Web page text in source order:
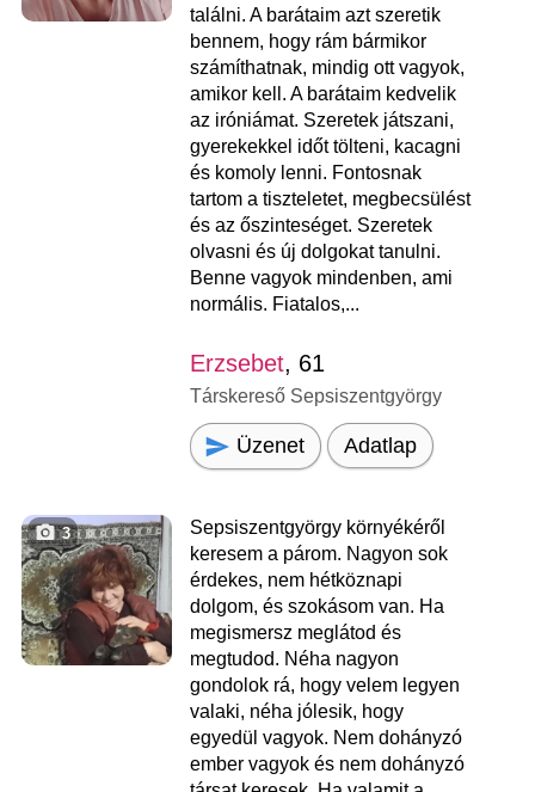
találni. A barátaim azt szeretik
bennem, hogy rám bármikor
számíthatnak, mindig ott vagyok,
amikor kell. A barátaim kedvelik
az iróniámat. Szeretek játszani,
gyerekekkel időt tölteni, kacagni
és komoly lenni. Fontosnak
tartom a tiszteletet, megbecsülést
és az őszinteséget. Szeretek
olvasni és új dolgokat tanulni.
Benne vagyok mindenben, ami
normális. Fiatalos,...
Erzsebet, 61
Társkereső Sepsiszentgyörgy
Üzenet Adatlap
3
Sepsiszentgyörgy környékéről
keresem a párom. Nagyon sok
érdekes, nem hétköznapi
dolgom, és szokásom van. Ha
megismersz meglátod és
megtudod. Néha nagyon
gondolok rá, hogy velem legyen
valaki, néha jólesik, hogy
egyedül vagyok. Nem dohányzó
ember vagyok és nem dohányzó